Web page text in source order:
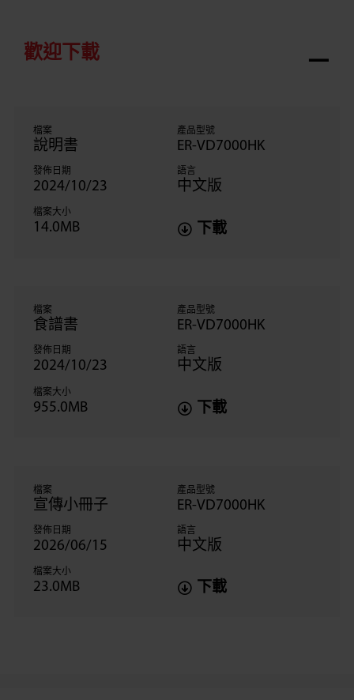
歡迎下載
檔案
說明書
產品型號
ER-VD7000HK
發佈日期
2024/10/23
語言
中文版
檔案大小
14.0MB 下載
檔案
食譜書
產品型號
ER-VD7000HK
發佈日期
2024/10/23
語言
中文版
檔案大小
955.0MB 下載
檔案
宣傳小冊子
產品型號
ER-VD7000HK
發佈日期
2026/06/15
語言
中文版
檔案大小
23.0MB 下載